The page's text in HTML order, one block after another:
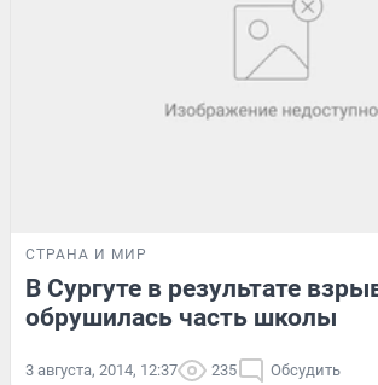
СТРАНА И МИР
В Сургуте в результате
обрушилась часть школы
3 августа, 2014, 12:37 235 Обсудить